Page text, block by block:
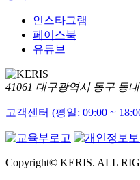
인스타그램
페이스북
유튜브
41061 대구광역시 동구 동
고객센터 (평일: 09:00 ~
Copyright© KERIS. ALL